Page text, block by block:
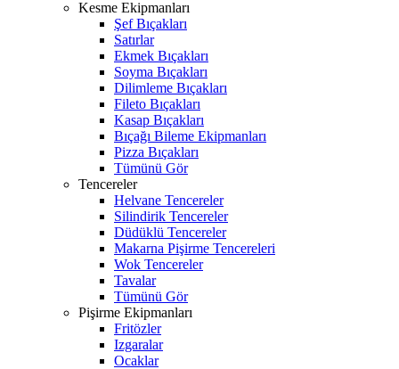
Kesme Ekipmanları
Şef Bıçakları
Satırlar
Ekmek Bıçakları
Soyma Bıçakları
Dilimleme Bıçakları
Fileto Bıçakları
Kasap Bıçakları
Bıçağı Bileme Ekipmanları
Pizza Bıçakları
Tümünü Gör
Tencereler
Helvane Tencereler
Silindirik Tencereler
Düdüklü Tencereler
Makarna Pişirme Tencereleri
Wok Tencereler
Tavalar
Tümünü Gör
Pişirme Ekipmanları
Fritözler
Izgaralar
Ocaklar